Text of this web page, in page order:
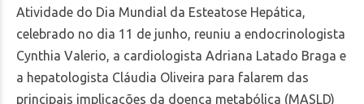
Atividade do Dia Mundial da Esteatose Hepática,
celebrado no dia 11 de junho, reuniu a endocrinologista
Cynthia Valerio, a cardiologista Adriana Latado Braga e
a hepatologista Cláudia Oliveira para falarem das
principais implicações da doença metabólica (MASLD)